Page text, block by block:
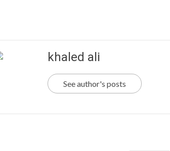
khaled ali
See author's posts